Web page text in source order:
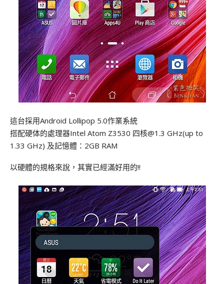
這台採用Android Lollipop 5.0作業系統
搭配硬体的處理器Intel Atom Z3530 四核@1.3 GHz(up to
1.33 GHz) 及記憶體：2GB RAM
以硬體的規格來說，其實已經滿好用的!!